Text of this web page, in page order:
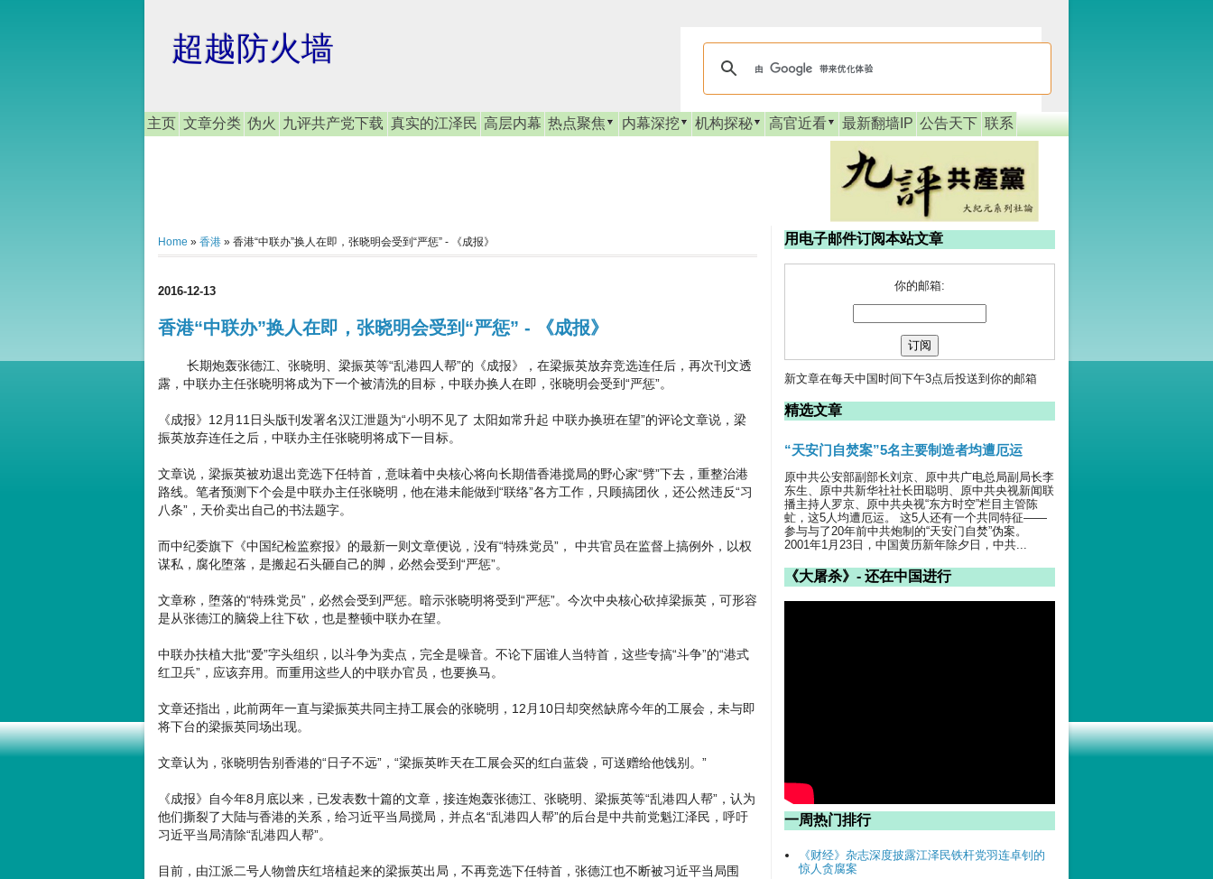
超越防火墙
主页 文章分类 伪火 九评共产党下载 真实的江泽民 高层内幕 热点聚焦 内幕深挖 机构探秘 高官近看 最新翻墙IP 公告天下 联系
Home » 香港 » 香港“中联办”换人在即，张晓明会受到“严惩” - 《成报》
2016-12-13
香港“中联办”换人在即，张晓明会受到“严惩” - 《成报》
长期炮轰张德江、张晓明、梁振英等“乱港四人帮”的《成报》，在梁振英放弃竞选连任后，再次刊文透
露，中联办主任张晓明将成为下一个被清洗的目标，中联办换人在即，张晓明会受到“严惩”。
《成报》12月11日头版刊发署名汉江泄题为“小明不见了 太阳如常升起 中联办换班在望”的评论文章说，梁
振英放弃连任之后，中联办主任张晓明将成下一目标。
文章说，梁振英被劝退出竞选下任特首，意味着中央核心将向长期借香港搅局的野心家“劈”下去，重整治港
路线。笔者预测下个会是中联办主任张晓明，他在港未能做到“联络”各方工作，只顾搞团伙，还公然违反“习
八条”，天价卖出自己的书法题字。
而中纪委旗下《中国纪检监察报》的最新一则文章便说，没有“特殊党员”， 中共官员在监督上搞例外，以权
谋私，腐化堕落，是搬起石头砸自己的脚，必然会受到“严惩”。
文章称，堕落的“特殊党员”，必然会受到严惩。暗示张晓明将受到“严惩”。今次中央核心砍掉梁振英，可形容
是从张德江的脑袋上往下砍，也是整顿中联办在望。
中联办扶植大批“爱”字头组织，以斗争为卖点，完全是噪音。不论下届谁人当特首，这些专搞“斗争”的“港式
红卫兵”，应该弃用。而重用这些人的中联办官员，也要换马。
文章还指出，此前两年一直与梁振英共同主持工展会的张晓明，12月10日却突然缺席今年的工展会，未与即
将下台的梁振英同场出现。
文章认为，张晓明告别香港的“日子不远”，“梁振英昨天在工展会买的红白蓝袋，可送赠给他饯别。”
《成报》自今年8月底以来，已发表数十篇的文章，接连炮轰张德江、张晓明、梁振英等“乱港四人帮”，认为
他们撕裂了大陆与香港的关系，给习近平当局搅局，并点名“乱港四人帮”的后台是中共前党魁江泽民，呼吁
习近平当局清除“乱港四人帮”。
目前，由江派二号人物曾庆红培植起来的梁振英出局，不再竞选下任特首，张德江也不断被习近平当局围
用电子邮件订阅本站文章
你的邮箱:
新文章在每天中国时间下午3点后投送到你的邮箱
精选文章
“天安门自焚案”5名主要制造者均遭厄运
原中共公安部副部长刘京、原中共广电总局副局长李
东生、原中共新华社社长田聪明、原中共央视新闻联
播主持人罗京、原中共央视“东方时空”栏目主管陈
虻，这5人均遭厄运。 这5人还有一个共同特征——
参与与了20年前中共炮制的“天安门自焚”伪案。
2001年1月23日，中国黄历新年除夕日，中共...
《大屠杀》- 还在中国进行
一周热门排行
《财经》杂志深度披露江泽民铁杆党羽连卓钊的
惊人贪腐案